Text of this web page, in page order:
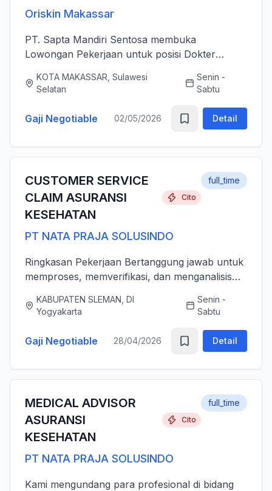
Oriskin Makassar
PT. Sapta Mandiri Sentosa membuka
Lowongan Pekerjaan untuk posisi Dokter
jawab memberikan layanan medis estetika yang
KOTA MAKASSAR, Sulawesi
Selatan
Senin -
Sabtu
Gaji Negotiable 02/05/2026 Detail
CUSTOMER SERVICE
CLAIM ASURANSI
KESEHATAN
Cito
PT NATA PRAJA SOLUSINDO
full_time
Ringkasan Pekerjaan Bertanggung jawab untuk
memproses, memverifikasi, dan menganalisis
dan rawat jalan) secara akurat, tepat waktu,
serta sesuai dengan ...
KABUPATEN SLEMAN, DI
Yogyakarta
Senin -
Sabtu
Gaji Negotiable 28/04/2026 Detail
MEDICAL ADVISOR
ASURANSI
KESEHATAN
Cito
PT NATA PRAJA SOLUSINDO
full_time
Kami mengundang para profesional di bidang